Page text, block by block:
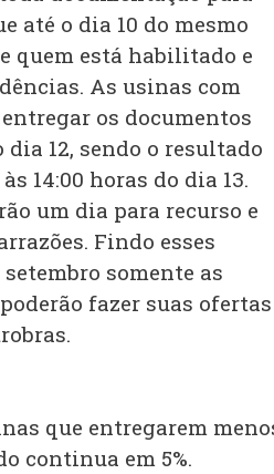
até o dia 10 do mesmo
quem está habilitado e
As usinas com
os documentos
12, sendo o resultado
14:00 horas do dia 13.
um dia para recurso e
Findo esses
somente as
fazer suas ofertas
que entregarem
continua em 5%.